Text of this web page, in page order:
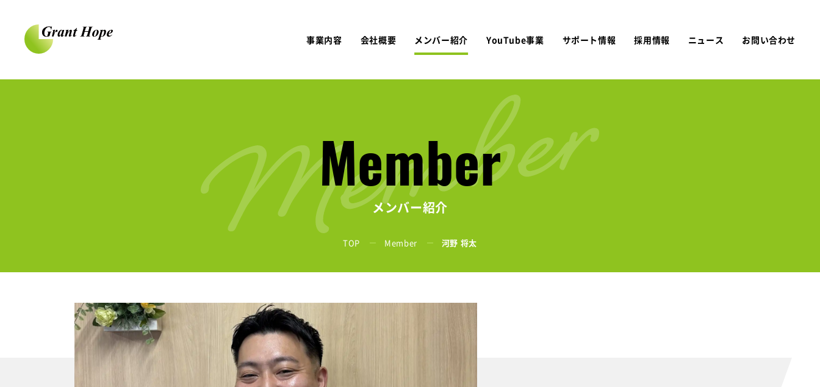
事業内容 会社概要 メンバー紹介 YouTube事業 サポート情報 採用情報 ニュース お問い合わせ
Member
メンバー紹介
TOP Member 河野 将太